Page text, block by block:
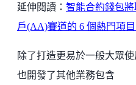
延伸閱讀： 智能合約錢包將
戶(AA)賽道的 6 個熱門項目
除了打造更易於一般大眾
也開發了其他業務包含